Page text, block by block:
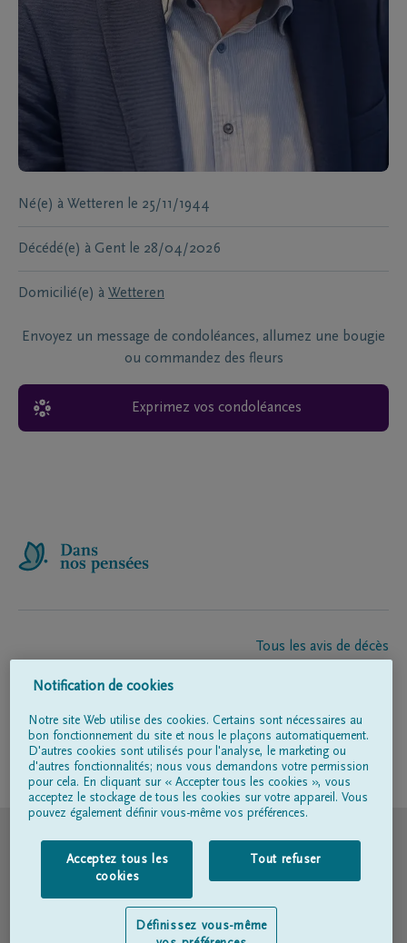
Né(e) à Wetteren le 25/11/1944
Décédé(e) à Gent le 28/04/2026
Domicilié(e) à Wetteren
Envoyez un message de condoléances, allumez une bougie
ou commandez des fleurs
Exprimez vos condoléances
Tous les avis de décès
Entrepreneur de pompes funèbres
Suivez-nous sur
Conditions d'utilisation
Déclaration relative à la vie privée
Notification de cookies
Notre site Web utilise des cookies. Certains sont nécessaires au
bon fonctionnement du site et nous le plaçons automatiquement.
D'autres cookies sont utilisés pour l'analyse, le marketing ou
d'autres fonctionnalités; nous vous demandons votre permission
pour cela. En cliquant sur « Accepter tous les cookies », vous
acceptez le stockage de tous les cookies sur votre appareil. Vous
pouvez également définir vous-même vos préférences.
Acceptez tous les
cookies
Tout refuser
Définissez vous-même